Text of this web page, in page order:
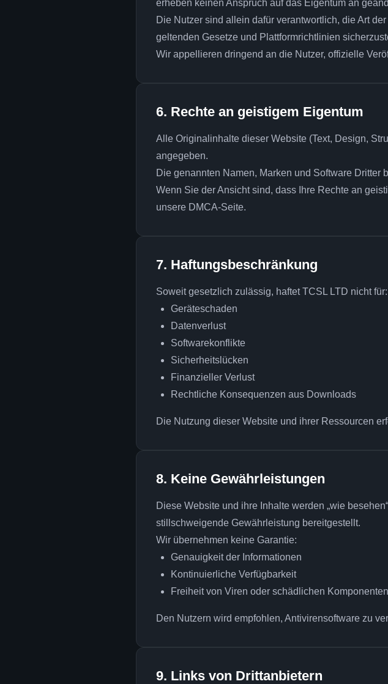
erheben keinen Anspruch auf das Eigentum an
Die Nutzer sind allein dafür verantwortlich, die Art
geltenden Gesetze und Plattformrichtlinien
Wir appellieren dringend an die Nutzer, offizielle
6. Rechte an geistigem Eigentum
Alle Originalinhalte dieser Website (Text, Design,
angegeben.
Die genannten Namen, Marken und Software Dritter
Wenn Sie der Ansicht sind, dass Ihre Rechte an
unsere DMCA-Seite.
7. Haftungsbeschränkung
Soweit gesetzlich zulässig, haftet TCSL LTD nicht für:
Geräteschaden
Datenverlust
Softwarekonflikte
Sicherheitslücken
Finanzieller Verlust
Rechtliche Konsequenzen aus Downloads
Die Nutzung dieser Website und ihrer Ressourcen
8. Keine Gewährleistungen
Diese Website und ihre Inhalte werden „wie
stillschweigende Gewährleistung bereitgestellt.
Wir übernehmen keine Garantie:
Genauigkeit der Informationen
Kontinuierliche Verfügbarkeit
Freiheit von Viren oder schädlichen Komponenten
Den Nutzern wird empfohlen, Antivirensoftware zu
9. Links von Drittanbietern